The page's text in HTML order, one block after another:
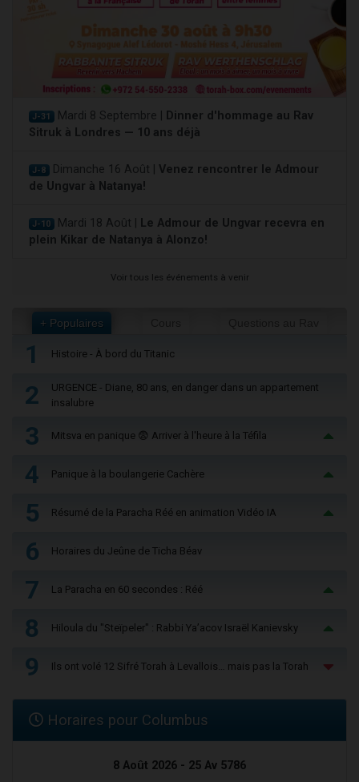
J-31 Mardi 8 Septembre |
Dinner d'hommage au Rav
Sitruk à Londres — 10 ans déjà
J-8 Dimanche 16 Août | Venez rencontrer le Admour
de Ungvar à Natanya!
J-10 Mardi 18 Août |
Le Admour de Ungvar recevra en
plein Kikar de Natanya à Alonzo!
Voir tous les événements à venir
+ Populaires
1 Histoire - À bord du Titanic
2
URGENCE - Diane, 80 ans, en danger dans un appartement
insalubre
3 Mitsva en panique 😨 Arriver à l'heure à la Téfila
4 Panique à la boulangerie Cachère
5 Résumé de la Paracha Réé en animation Vidéo IA
6 Horaires du Jeûne de Ticha Béav
7 La Paracha en 60 secondes : Réé
8 Hiloula du "Steïpeler" : Rabbi Ya’acov Israël Kanievsky
9 Ils ont volé 12 Sifré Torah à Levallois… mais pas la Torah
Horaires pour Columbus
8 Août 2026 - 25 Av 5786